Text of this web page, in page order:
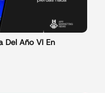
Del Año VI En